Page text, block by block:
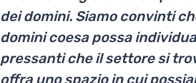
dei domini. Siamo convinti
domini coesa possa
pressanti che il settore si
offra uno spazio in cui